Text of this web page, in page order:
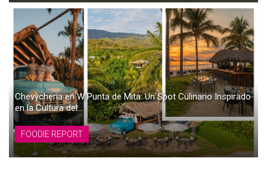
Chevychería en W Punta de Mita: Un Spot Culinario Inspirado
en la Cultura del...
FOODIE REPORT